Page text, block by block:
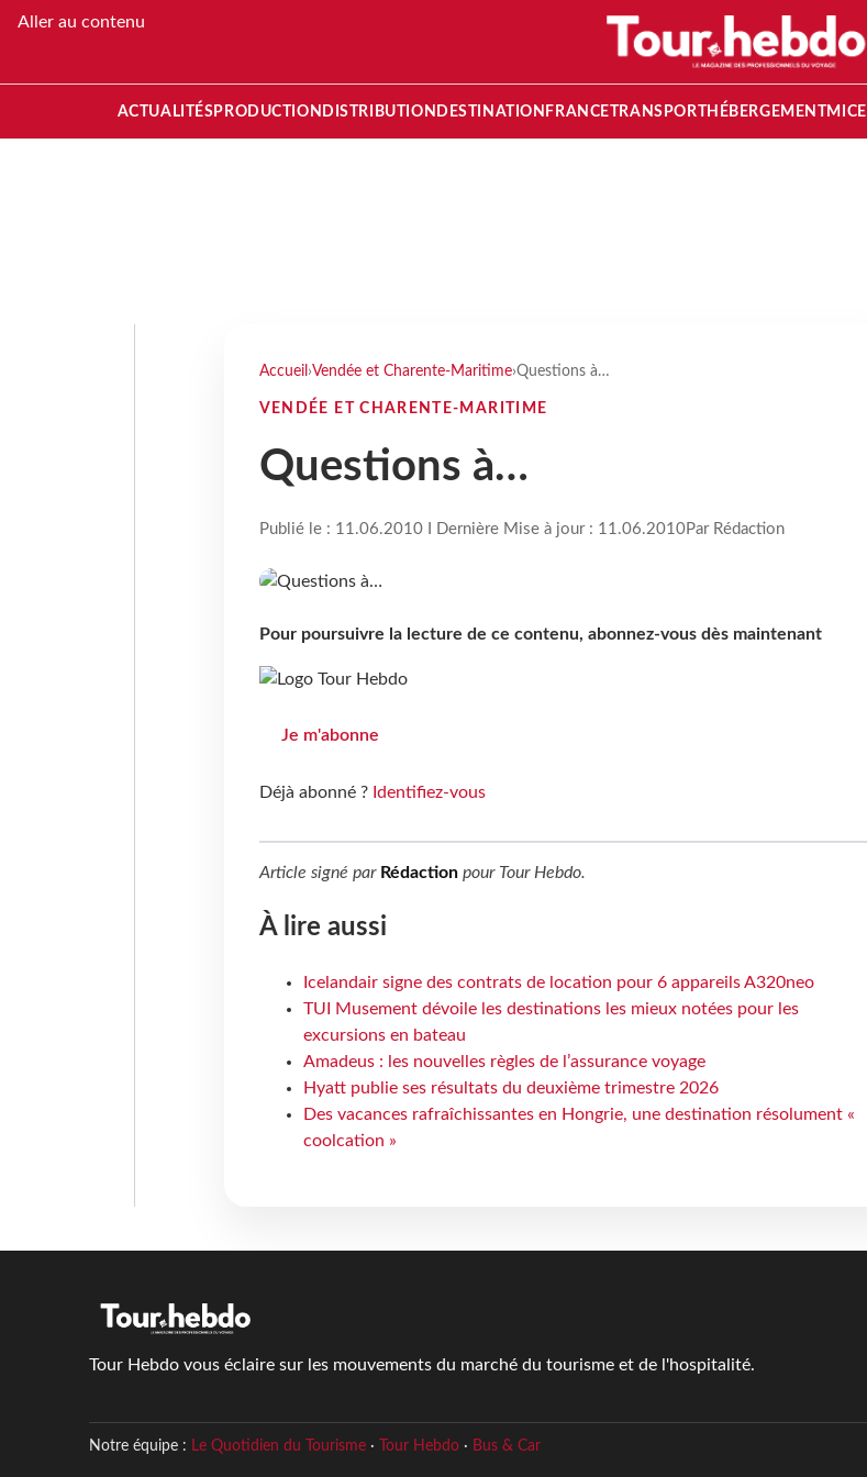
Aller au contenu
ACTUALITÉS PRODUCTION DISTRIBUTION DESTINATION FRANCETRANSPORT HÉBERGEMENTMICE
Accueil ›Vendée et Charente-Maritime›Questions à…
VENDÉE ET CHARENTE-MARITIME
Questions à…
Publié le : 11.06.2010 I Dernière Mise à jour : 11.06.2010Par Rédaction
Pour poursuivre la lecture de ce contenu, abonnez-vous dès maintenant
Je m'abonne
Déjà abonné ? Identifiez-vous
Article signé par Rédactionpour Tour Hebdo.
À lire aussi
Icelandair signe des contrats de location pour 6 appareils A320neo
TUI Musement dévoile les destinations les mieux notées pour les
excursions en bateau
Amadeus : les nouvelles règles de l’assurance voyage
Hyatt publie ses résultats du deuxième trimestre 2026
Des vacances rafraîchissantes en Hongrie, une destination résolument «
coolcation »
Tour Hebdo vous éclaire sur les mouvements du marché du tourisme et de l'hospitalité.
Notre équipe : Le Quotidien du Tourisme· Tour Hebdo· Bus & Car